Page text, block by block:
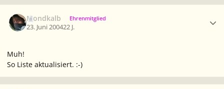
Mondkalb Ehrenmitglied
23. Juni 200422 J.
Muh!
So Liste aktualisiert. :-)